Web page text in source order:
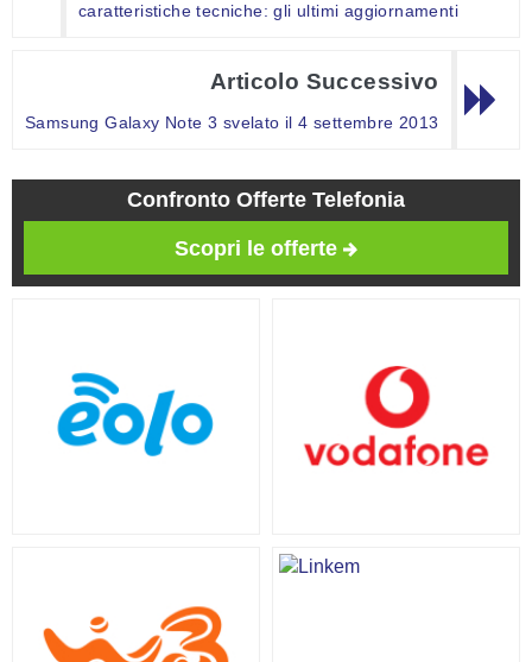
caratteristiche tecniche: gli ultimi aggiornamenti
Articolo Successivo
Samsung Galaxy Note 3 svelato il 4 settembre 2013
Confronto Offerte Telefonia
Scopri le offerte